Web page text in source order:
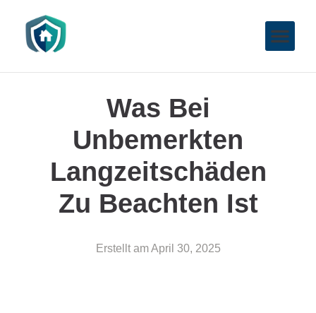
Was Bei
Unbemerkten
Langzeitschäden
Zu Beachten Ist
Erstellt am April 30, 2025